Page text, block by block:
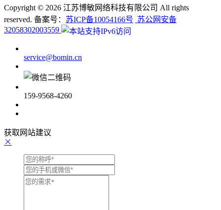
Copyright © 2026 江苏博敏网络科技有限公司 All rights
reserved. 备案号： 苏ICP备10054166号 苏公网安备
32058302003559
service@bomin.cn
159-9568-4260
获取网站建议